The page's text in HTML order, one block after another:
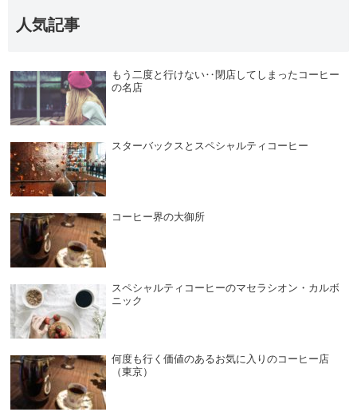
人気記事
もう二度と行けない‥閉店してしまったコーヒー
の名店
スターバックスとスペシャルティコーヒー
コーヒー界の大御所
スペシャルティコーヒーのマセラシオン・カルボ
ニック
何度も行く価値のあるお気に入りのコーヒー店
（東京）